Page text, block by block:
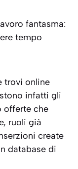
fantasma:
tempo
trovi online
infatti gli
offerte che
ruoli già
create
database di